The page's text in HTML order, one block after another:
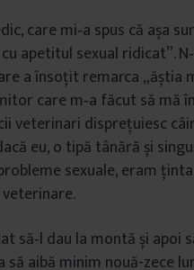
care mi‑a spus că așa
apetitul sexual ridicat”.
a însoțit remarca „ăștia
care m‑a făcut să mă
veterinari disprețuiesc
eu, o tipă tânără și
sexuale, eram
să‑l dau la montă și apoi
să aibă minim nouă-zece